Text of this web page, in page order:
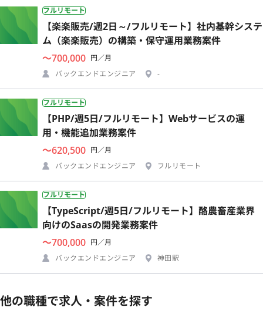
フルリモート
【楽楽販売/週2日～/フルリモート】社内基幹システ
ム（楽楽販売）の構築・保守運用業務案件
〜700,000 円／月
バックエンドエンジニア
-
フルリモート
【PHP/週5日/フルリモート】Webサービスの運
用・機能追加業務案件
〜620,500 円／月
バックエンドエンジニア
フルリモート
フルリモート
【TypeScript/週5日/フルリモート】酪農畜産業界
向けのSaasの開発業務案件
〜700,000 円／月
バックエンドエンジニア
神田駅
他の職種で求人・案件を探す